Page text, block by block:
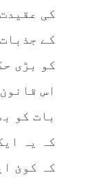
کی
کے
کو بڑی
اس
بات کو
کہ یہ
کہ کوئ